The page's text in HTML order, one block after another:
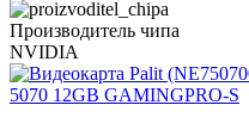
Производитель чипа
NVIDIA